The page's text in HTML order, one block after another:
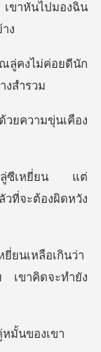
ขาหันไป
ลู่คงไม่ค่อยดีนัก
วยความขุ
ู่ซีเหยี่ยน แต่
ยี่ยนเหลือเกินว่า